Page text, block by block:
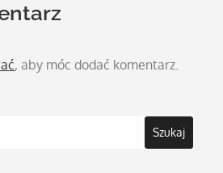
, aby móc dodać komentarz.
Szukaj